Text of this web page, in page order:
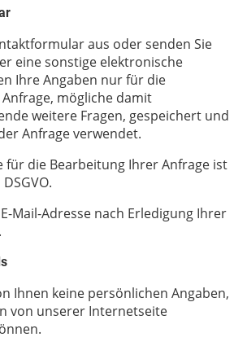
aus oder senden Sie
eine sonstige elektronische
Ihre Angaben nur für die
mögliche damit
weitere Fragen, gespeichert und
Anfrage verwendet.
für die Bearbeitung Ihrer Anfrage ist
Mail-Adresse nach Erledigung Ihrer
Ihnen keine persönlichen Angaben,
von unserer Internetseite